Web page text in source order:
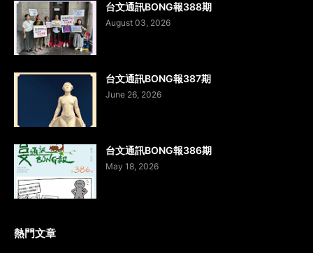
台文通訊BONG報388期
August 03, 2026
台文通訊BONG報387期
June 26, 2026
台文通訊BONG報386期
May 18, 2026
熱門文章